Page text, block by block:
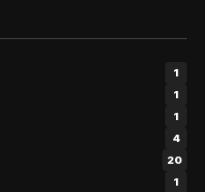
1
1
1
4
20
1